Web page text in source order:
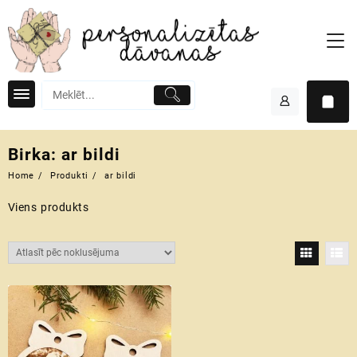
to
content
Birka: ar bildi
Home Produkti ar bildi
Viens produkts